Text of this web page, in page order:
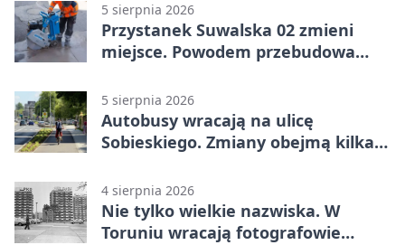
5 sierpnia 2026
Przystanek Suwalska 02 zmieni
miejsce. Powodem przebudowa
5 sierpnia 2026
Autobusy wracają na ulicę
Sobieskiego. Zmiany obejmą kilka
4 sierpnia 2026
Nie tylko wielkie nazwiska. W
Toruniu wracają fotografowie